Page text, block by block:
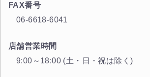
FAX番号
06-6618-6041
店舗営業時間
9:00～18:00 (土・日・祝は除く)